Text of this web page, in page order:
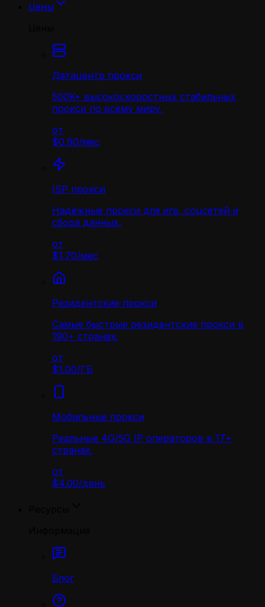
Цены
Датацентр прокси
500K+ высокоскоростных стабильных
прокси по всему миру.
от
$0.90/мес
ISP прокси
Надёжные прокси для игр, соцсетей и
сбора данных.
от
$1.70/мес
Резидентские прокси
Самые быстрые резидентские прокси в
190+ странах.
от
$1.00/ГБ
Мобильные прокси
Реальные 4G/5G IP операторов в 17+
странах.
от
$4.00/день
Блог